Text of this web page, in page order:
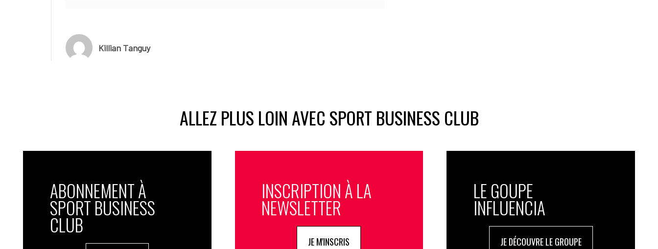
Killian Tanguy
ALLEZ PLUS LOIN AVEC SPORT BUSINESS CLUB
ABONNEMENT À
SPORT BUSINESS
CLUB
INSCRIPTION À LA
NEWSLETTER
JE M'INSCRIS
LE GOUPE
INFLUENCIA
JE DÉCOUVRE LE GROUPE